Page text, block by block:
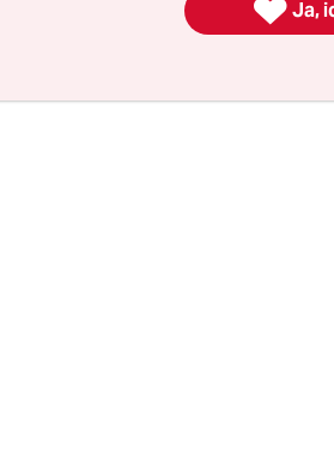
sehr cool, ungebügelt fein.
 Ja,